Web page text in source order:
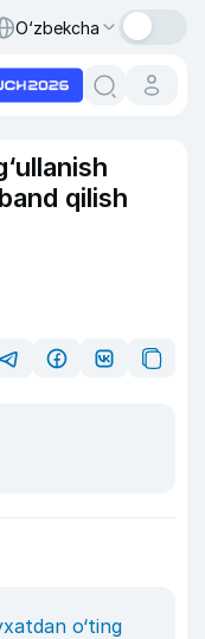
O‘zbekcha
qilish
o‘ting